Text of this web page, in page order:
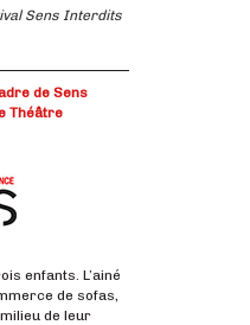
Sens Interdits
de Sens
Théâtre
enfants. L’ainé
de sofas,
de leur